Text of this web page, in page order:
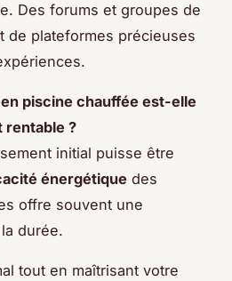
Des forums et groupes de
de plateformes précieuses
piscine chauffée est-elle
rentable ?
initial puisse être
énergétique des
offre souvent une
durée.
tout en maîtrisant votre